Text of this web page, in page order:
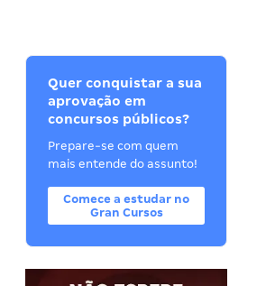
Quer conquistar a sua
aprovação em
concursos públicos?
Prepare-se com quem
mais entende do assunto!
Comece a estudar no
Gran Cursos